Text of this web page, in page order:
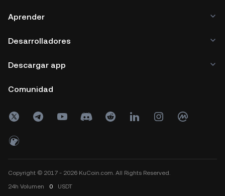
Aprender
Desarrolladores
Descargar app
Comunidad
Copyright © 2017 - 2026 KuCoin.com. All Rights Reserved.
24h Volumen 0 USDT